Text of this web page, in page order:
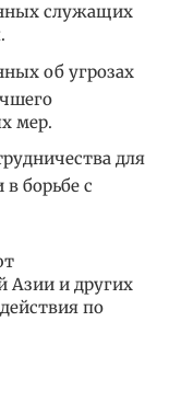
служащих
об угрозах
мер.
для
борьбе с
Азии и других
по